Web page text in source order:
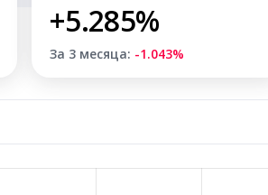
+5.285%
За 3 месяца: -1.043%